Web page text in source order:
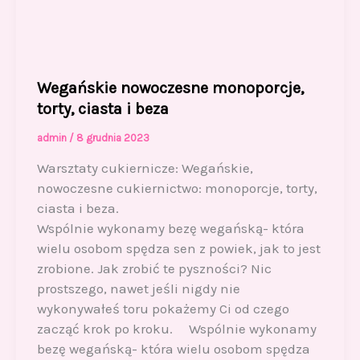
Wegańskie nowoczesne monoporcje,
torty, ciasta i beza
admin / 8 grudnia 2023
Warsztaty cukiernicze: Wegańskie,
nowoczesne cukiernictwo: monoporcje, torty,
ciasta i beza.
Wspólnie wykonamy bezę wegańską- która
wielu osobom spędza sen z powiek, jak to jest
zrobione. Jak zrobić te pyszności? Nic
prostszego, nawet jeśli nigdy nie
wykonywałeś toru pokażemy Ci od czego
zacząć krok po kroku. Wspólnie wykonamy
bezę wegańską- która wielu osobom spędza